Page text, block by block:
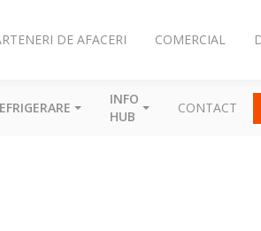
DE AFACERI COMERCIAL
INFO
HUB
CONTACT